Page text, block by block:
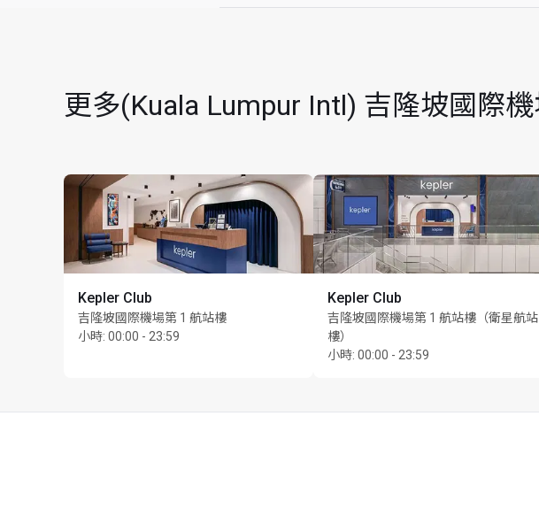
最長逗留時間：3 小時
更多(Kuala Lumpur Intl) 吉隆坡國際
Kepler Club
吉隆坡國際機場第 1 航站樓
小時: 00:00 - 23:59
Kepler Club
吉隆坡國際機場第 1 航站樓（衛星航站
樓）
小時: 00:00 - 23:59